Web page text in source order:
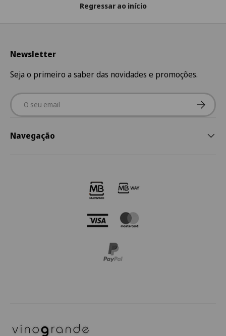
Regressar ao início
Newsletter
Seja o primeiro a saber das novidades e promoções.
Email
Navegação